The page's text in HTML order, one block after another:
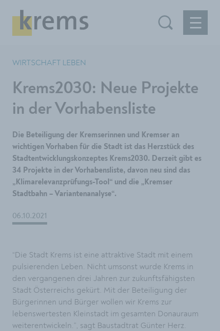
WIRTSCHAFT LEBEN
Krems2030: Neue Projekte
in der Vorhabensliste
Die Beteiligung der Kremserinnen und Kremser an
wichtigen Vorhaben für die Stadt ist das Herzstück des
Stadtentwicklungskonzeptes Krems2030. Derzeit gibt es
34 Projekte in der Vorhabensliste, davon neu sind das
„Klimarelevanzprüfungs-Tool“ und die „Kremser
Stadtbahn – Variantenanalyse“.
06.10.2021
“Die Stadt Krems ist eine attraktive Stadt mit einem
pulsierenden Leben. Nicht umsonst wurde Krems in
den vergangenen drei Jahren zur zukunftsfähigsten
Stadt Österreichs gekürt. Mit der Beteiligung der
Bürgerinnen und Bürger wollen wir Krems zur
lebenswertesten Kleinstadt im gesamten Donauraum
weiterentwickeln.”, sagt Baustadtrat Günter Herz.